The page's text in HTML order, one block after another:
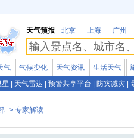
天气预报 北京 上海 广州
气 气候变化 天气资讯 生活天气
星 天气雷达 预警共享平台 防灾减灾
> 专家解读